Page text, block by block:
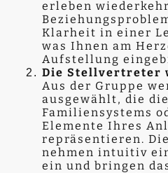
erleben
Klarheit in einer
was Ihnen am
Aufstellung
Die Stellvertreter
Aus der Gruppe
ausgewählt, die
Familiensystems
Elemente Ihres
repräsentieren.
nehmen intuitiv
ein und bringen